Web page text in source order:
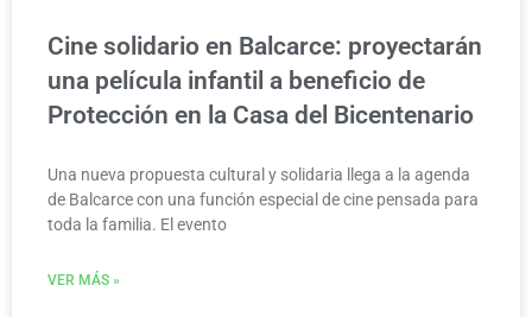
Cine solidario en Balcarce: proyectarán
una película infantil a beneficio de
Protección en la Casa del Bicentenario
Una nueva propuesta cultural y solidaria llega a la agenda
de Balcarce con una función especial de cine pensada para
toda la familia. El evento
VER MÁS »